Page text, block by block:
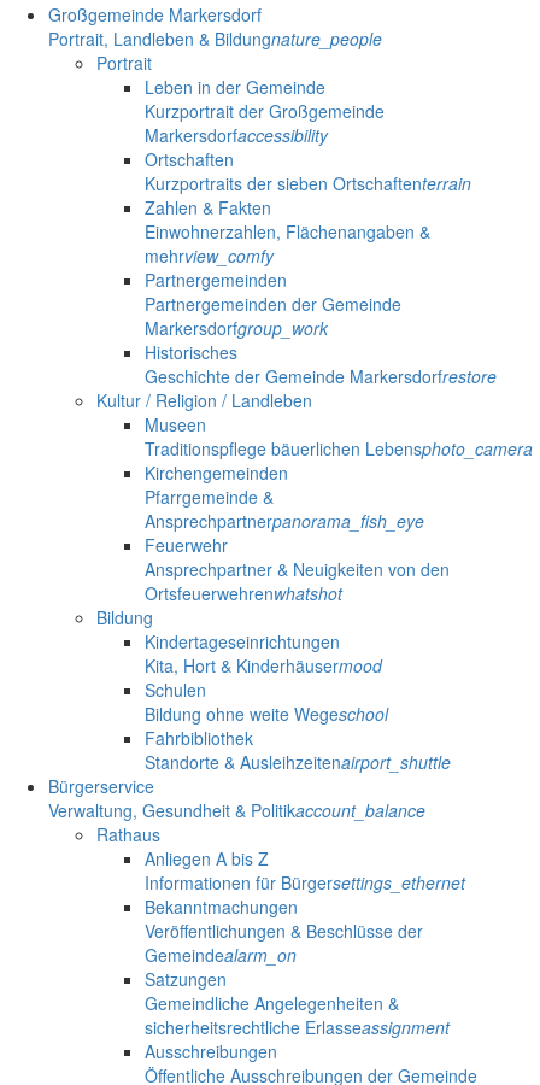
Großgemeinde Markersdorf
Portrait, Landleben & Bildungnature_people
Portrait
Leben in der Gemeinde
Kurzportrait der Großgemeinde
Markersdorfaccessibility
Ortschaften
Kurzportraits der sieben Ortschaftenterrain
Zahlen & Fakten
Einwohnerzahlen, Flächenangaben &
mehrview_comfy
Partnergemeinden
Partnergemeinden der Gemeinde
Markersdorfgroup_work
Historisches
Geschichte der Gemeinde Markersdorfrestore
Kultur / Religion / Landleben
Museen
Traditionspflege bäuerlichen Lebensphoto_camera
Kirchengemeinden
Pfarrgemeinde &
Ansprechpartnerpanorama_fish_eye
Feuerwehr
Ansprechpartner & Neuigkeiten von den
Ortsfeuerwehrenwhatshot
Bildung
Kindertageseinrichtungen
Kita, Hort & Kinderhäusermood
Schulen
Bildung ohne weite Wegeschool
Fahrbibliothek
Standorte & Ausleihzeitenairport_shuttle
Bürgerservice
Verwaltung, Gesundheit & Politikaccount_balance
Rathaus
Anliegen A bis Z
Informationen für Bürgersettings_ethernet
Bekanntmachungen
Veröffentlichungen & Beschlüsse der
Gemeindealarm_on
Satzungen
Gemeindliche Angelegenheiten &
sicherheitsrechtliche Erlasseassignment
Ausschreibungen
Öffentliche Ausschreibungen der Gemeinde